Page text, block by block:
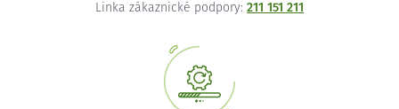
Linka zákaznické podpory: 211 151 211